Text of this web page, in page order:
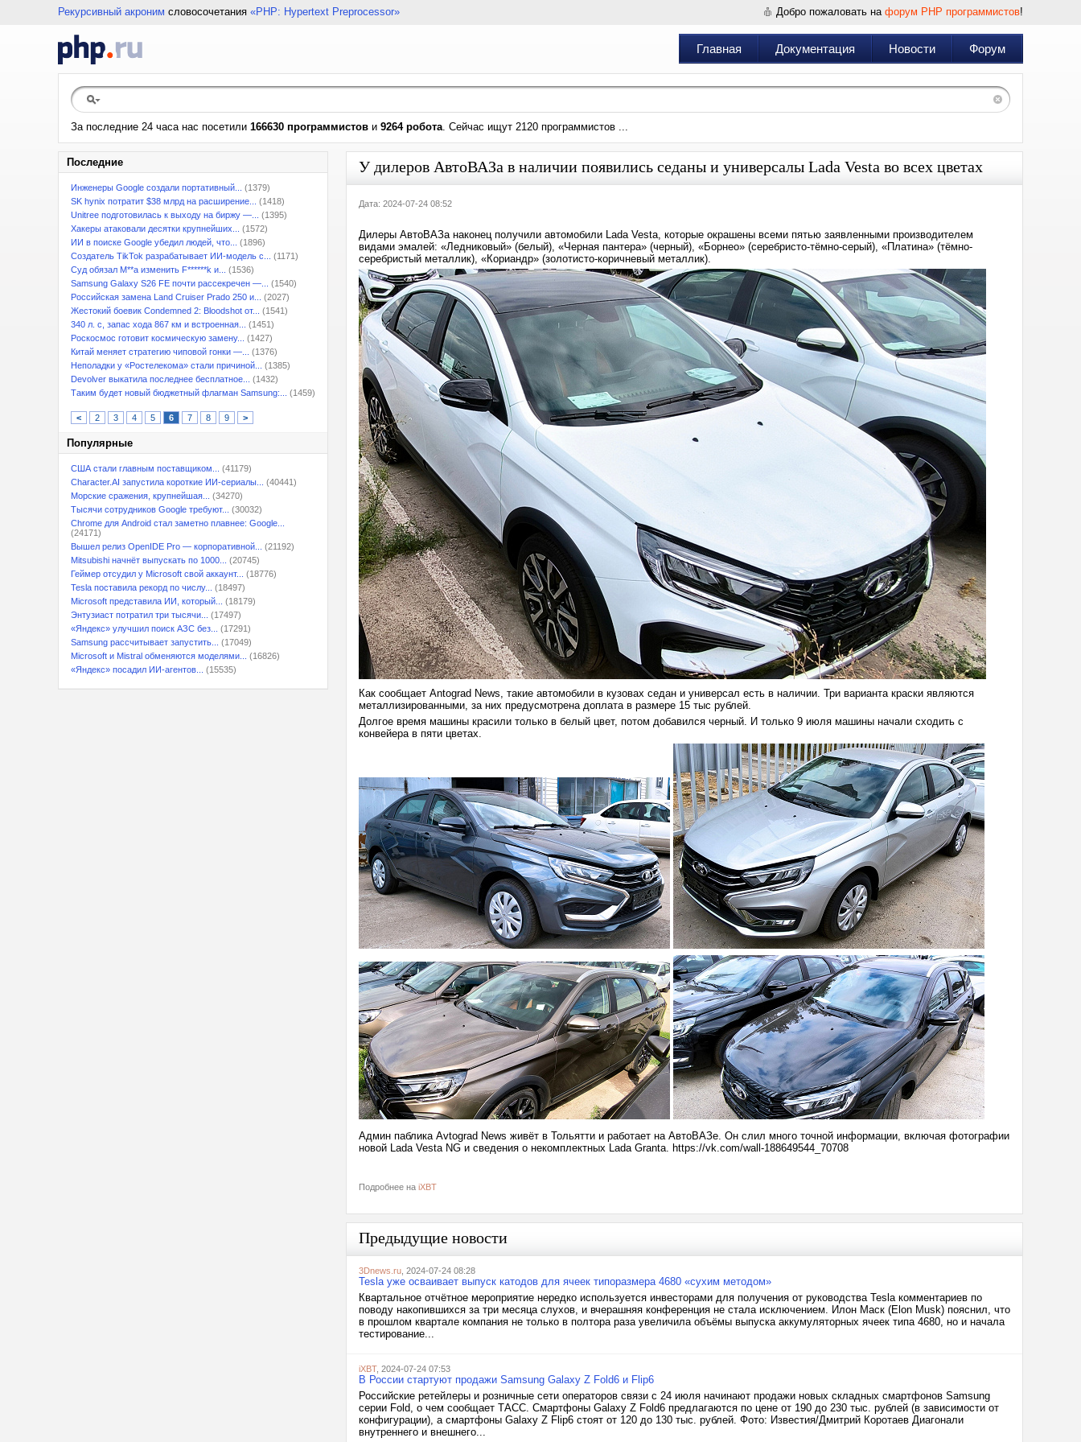
Рекурсивный акроним словосочетания «PHP: Hypertext Preprocessor» Добро пожаловать на форум PHP программистов!
Главная Документация Новости Форум
За последние 24 часа нас посетили 166630 программистов и 9264 робота. Сейчас ищут 2120 программистов ...
Последние
Инженеры Google создали портативный...
(1379)
SK hynix потратит $38 млрд на расширение...
(1418)
Unitree подготовилась к выходу на биржу —...
(1395)
Хакеры атаковали десятки крупнейших...
(1572)
ИИ в поиске Google убедил людей, что...
(1896)
Создатель TikTok разрабатывает ИИ-модель с...
(1171)
Суд обязал M**a изменить F******k и...
(1536)
Samsung Galaxy S26 FE почти рассекречен —...
(1540)
Российская замена Land Cruiser Prado 250 и...
(2027)
Жестокий боевик Condemned 2: Bloodshot от...
(1541)
340 л. с, запас хода 867 км и встроенная...
(1451)
Роскосмос готовит космическую замену...
(1427)
Китай меняет стратегию чиповой гонки —...
(1376)
Неполадки у «Ростелекома» стали причиной...
(1385)
Devolver выкатила последнее бесплатное...
(1432)
Таким будет новый бюджетный флагман Samsung:...
(1459)
< 2 3 4 5 6 7 8 9 >
Популярные
США стали главным поставщиком...
(41179)
Character.AI запустила короткие ИИ-сериалы...
(40441)
Морские сражения, крупнейшая...
(34270)
Тысячи сотрудников Google требуют...
(30032)
Chrome для Android стал заметно плавнее: Google...
(24171)
Вышел релиз OpenIDE Pro — корпоративной...
(21192)
Mitsubishi начнёт выпускать по 1000...
(20745)
Геймер отсудил у Microsoft свой аккаунт...
(18776)
Tesla поставила рекорд по числу...
(18497)
Microsoft представила ИИ, который...
(18179)
Энтузиаст потратил три тысячи...
(17497)
«Яндекс» улучшил поиск АЗС без...
(17291)
Samsung рассчитывает запустить...
(17049)
Microsoft и Mistral обменяются моделями...
(16826)
«Яндекс» посадил ИИ-агентов...
(15535)
У дилеров АвтоВАЗа в наличии появились седаны и универсалы Lada Vesta во всех цветах
Дата: 2024-07-24 08:52
Дилеры АвтоВАЗа наконец получили автомобили Lada Vesta, которые окрашены всеми пятью заявленными производителем
видами эмалей: «Ледниковый» (белый), «Чeрная пантера» (черный), «Борнео» (серебристо-тёмно-серый), «Платина» (тёмно-
серебристый металлик), «Кориандр» (золотисто-коричневый металлик).
Как сообщает Antograd News, такие автомобили в кузовах седан и универсал есть в наличии. Три варианта краски являются
металлизированными, за них предусмотрена доплата в размере 15 тыс рублей.
Долгое время машины красили только в белый цвет, потом добавился черный. И только 9 июля машины начали сходить с
конвейера в пяти цветах.
Админ паблика Avtograd News живёт в Тольятти и работает на АвтоВАЗе. Он слил много точной информации, включая фотографии
новой Lada Vesta NG и сведения о некомплектных Lada Granta. https://vk.com/wall-188649544_70708
Подробнее на iXBT
Предыдущие новости
3Dnews.ru , 2024-07-24 08:28
Tesla уже осваивает выпуск катодов для ячеек типоразмера 4680 «сухим методом»
Квартальное отчётное мероприятие нередко используется инвесторами для получения от руководства Tesla комментариев по
поводу накопившихся за три месяца слухов, и вчерашняя конференция не стала исключением. Илон Маск (Elon Musk) пояснил, что
в прошлом квартале компания не только в полтора раза увеличила объёмы выпуска аккумуляторных ячеек типа 4680, но и начала
тестирование...
iXBT, 2024-07-24 07:53
В России стартуют продажи Samsung Galaxy Z Fold6 и Flip6
Российские ретейлеры и розничные сети операторов связи с 24 июля начинают продажи новых складных смартфонов Samsung
серии Fold, о чем сообщает ТАСС. Смартфоны Galaxy Z Fold6 предлагаются по цене от 190 до 230 тыс. рублей (в зависимости от
конфигурации), а смартфоны Galaxy Z Flip6 стоят от 120 до 130 тыс. рублей. Фото: Известия/Дмитрий Коротаев Диагонали
внутреннего и внешнего...